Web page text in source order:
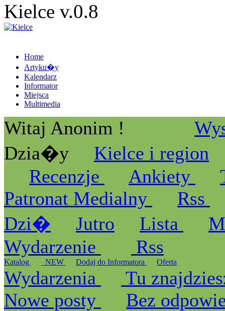
Kielce v.0.8
Home
Artyku�y
Kalendarz
Informator
Miejsca
Multimedia
Witaj Anonim !
Dzia�y
Kielce i region
Recenzje
Ankiety
Patronat Medialny
Rss
Dzi�
Jutro Lista
Wydarzenie
Rss
Katalog _NEW Dodaj do Informatora Oferta
Wydarzenia
Tu
Nowe posty
Bez